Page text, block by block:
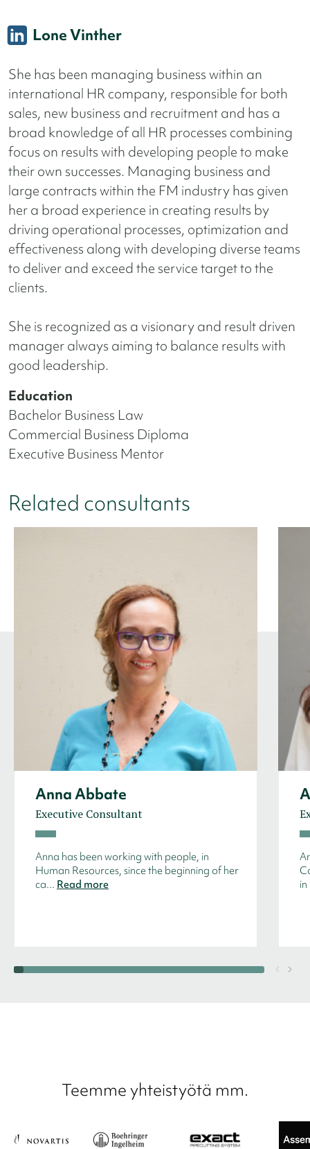
Lone Vinther
She has been managing business within an
international HR company, responsible for both
sales, new business and recruitment and has a
broad knowledge of all HR processes combining
focus on results with developing people to make
their own successes. Managing business and
large contracts within the FM industry has given
her a broad experience in creating results by
driving operational processes, optimization and
effectiveness along with developing diverse teams
to deliver and exceed the service target to the
clients.
She is recognized as a visionary and result driven
manager always aiming to balance results with
good leadership.
Education
Bachelor Business Law
Commercial Business Diploma
Executive Business Mentor
Related consultants
Anna Abbate
Executive Consultant
Anna has been working with people, in
Human Resources, since the beginning of her
ca... Read more
Teemme yhteistyötä mm.